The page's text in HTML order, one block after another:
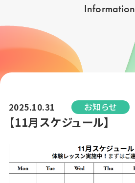
Information
2025.10.31 お知らせ
【11月スケジュール】